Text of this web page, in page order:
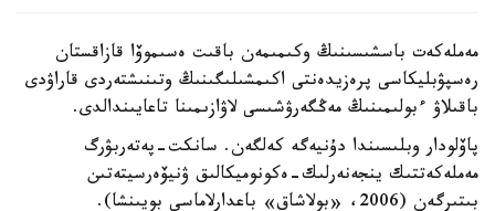
مەملەكەت باسشىسىنىڭ وكىمىمەن باقىت ەسىموۆا قازاقستان
رەسپۋبليكاسى پرەزيدەنتى اكىمشىلىگىنىڭ وتىنىشتەردى قاراۋدى
باقىلاۋ ءبولىمىنىڭ مەڭگەرۋشىسى لاۋازىمىنا تاعايىندالدى.
پاۆلودار وبلىسىندا دۇنيەگە كەلگەن. سانكت-پەتەربۋرگ
مەملەكەتتىك ينجەنەرلىك-ەكونوميكالىق ۋنيۆەرسيتەتىن
بىتىرگەن (2006، «بولاشاق» باعدارلاماسى بويىنشا).